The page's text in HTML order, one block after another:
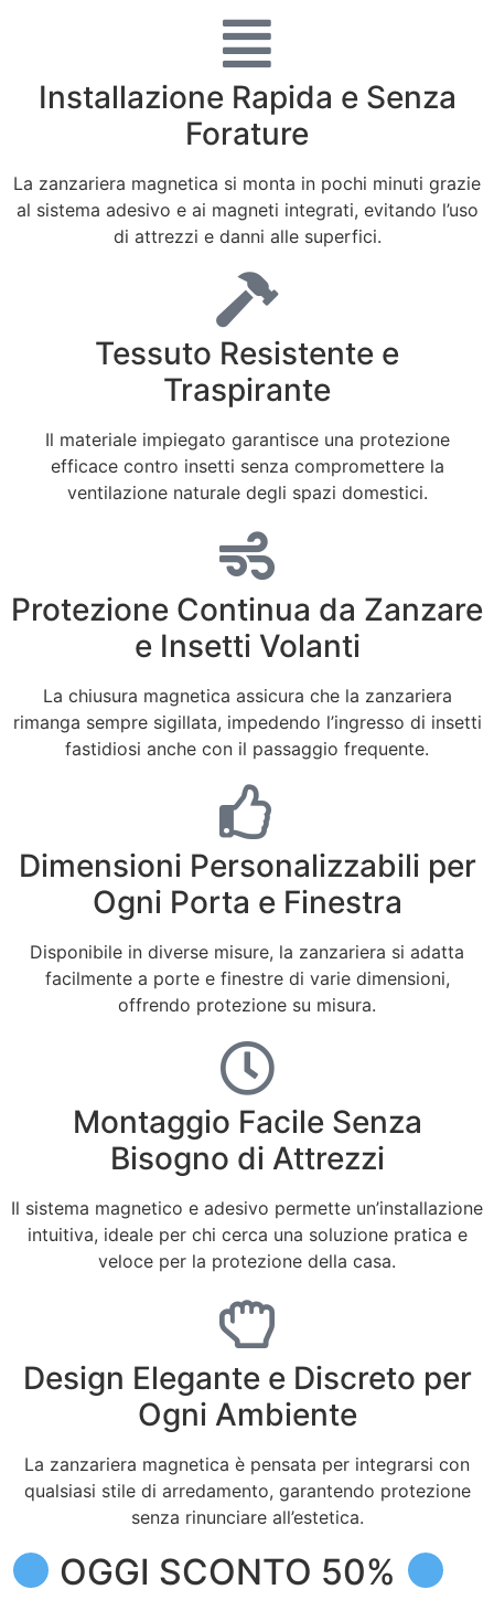
Installazione Rapida e Senza
Forature
La zanzariera magnetica si monta in pochi minuti grazie
al sistema adesivo e ai magneti integrati, evitando l’uso
di attrezzi e danni alle superfici.
Tessuto Resistente e
Traspirante
Il materiale impiegato garantisce una protezione
efficace contro insetti senza compromettere la
ventilazione naturale degli spazi domestici.
Protezione Continua da Zanzare
e Insetti Volanti
La chiusura magnetica assicura che la zanzariera
rimanga sempre sigillata, impedendo l’ingresso di insetti
fastidiosi anche con il passaggio frequente.
Dimensioni Personalizzabili per
Ogni Porta e Finestra
Disponibile in diverse misure, la zanzariera si adatta
facilmente a porte e finestre di varie dimensioni,
offrendo protezione su misura.
Montaggio Facile Senza
Bisogno di Attrezzi
Il sistema magnetico e adesivo permette un’installazione
intuitiva, ideale per chi cerca una soluzione pratica e
veloce per la protezione della casa.
Design Elegante e Discreto per
Ogni Ambiente
La zanzariera magnetica è pensata per integrarsi con
qualsiasi stile di arredamento, garantendo protezione
senza rinunciare all’estetica.
OGGI SCONTO 50%